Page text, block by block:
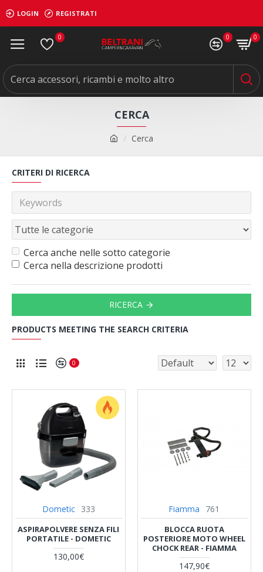
LOGIN REGISTRATI
0 0 0
Cerca
CERCA
CRITERI DI RICERCA
Cerca anche nelle sotto categorie
Cerca nella descrizione prodotti
RICERCA
PRODUCTS MEETING THE SEARCH CRITERIA
0
Dometic 333
ASPIRAPOLVERE SENZA FILI
PORTATILE - DOMETIC
130,00€
Fiamma 761
BLOCCA RUOTA
POSTERIORE MOTO WHEEL
CHOCK REAR - FIAMMA
147,90€